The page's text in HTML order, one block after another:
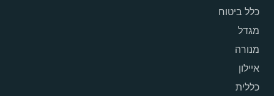
כלל ביטוח
מגדל
מנורה
איילון
כללית